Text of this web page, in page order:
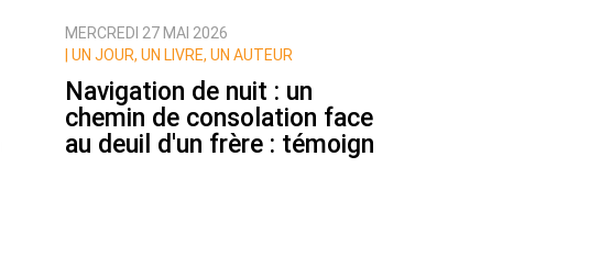
MERCREDI 27 MAI 2026
UN JOUR, UN LIVRE, UN AUTEUR
Navigation de nuit : un
chemin de consolation face
au deuil d'un frère : témoign